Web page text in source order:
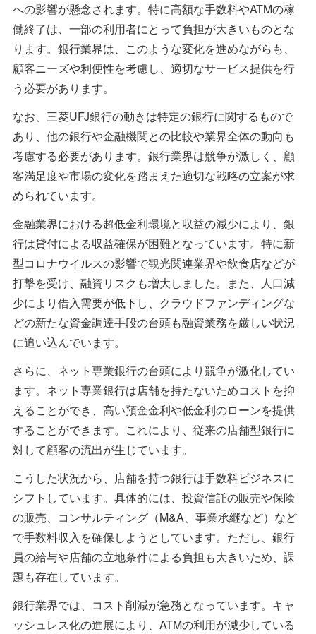
への影響が懸念されます。特に高額な手数料やATMの稼
働終了は、一部の利用者にとって負担が大きいものとな
ります。銀行業界は、このような変化を進めながらも、
顧客ニーズや利便性を考慮し、適切なサービス提供を行
う必要があります。
なお、三菱UFJ銀行の動きは特定の銀行に関するもので
あり、他の銀行や金融機関との比較や業界全体の動向も
考慮する必要があります。銀行業界は競争が激しく、顧
客満足度や市場の変化を踏まえた適切な戦略の立案が求
められています。
金融業界における超低金利環境と収益の減少により、銀
行は貸付による収益確保が困難となっています。特に新
型コロナウイルスの影響で観光関連業界や飲食店などが
打撃を受け、融資リスクも増大しました。また、人口減
少により借入需要が低下し、クラウドファンディングな
どの新たな資金調達手段の台頭も融資業務を厳しい状況
に追い込んでいます。
さらに、ネット専業銀行の台頭により競争が激化してい
ます。ネット専業銀行は店舗を持たないためコストを抑
えることができ、高い預金金利や低金利のローンを提供
することができます。これにより、従来の店舗型銀行に
対して顧客の流出が生じています。
こうした状況から、店舗を持つ銀行は手数料ビジネスに
シフトしています。具体的には、投資信託の販売や保険
の販売、コンサルティング（M&A、事業承継など）など
で手数料収入を確保しようとしています。ただし、銀行
員の給与や店舗の立地条件による負担も大きいため、課
題も存在しています。
銀行業界では、コスト削減が急務となっています。キャ
ッシュレス化の進展により、ATMの利用が減少している